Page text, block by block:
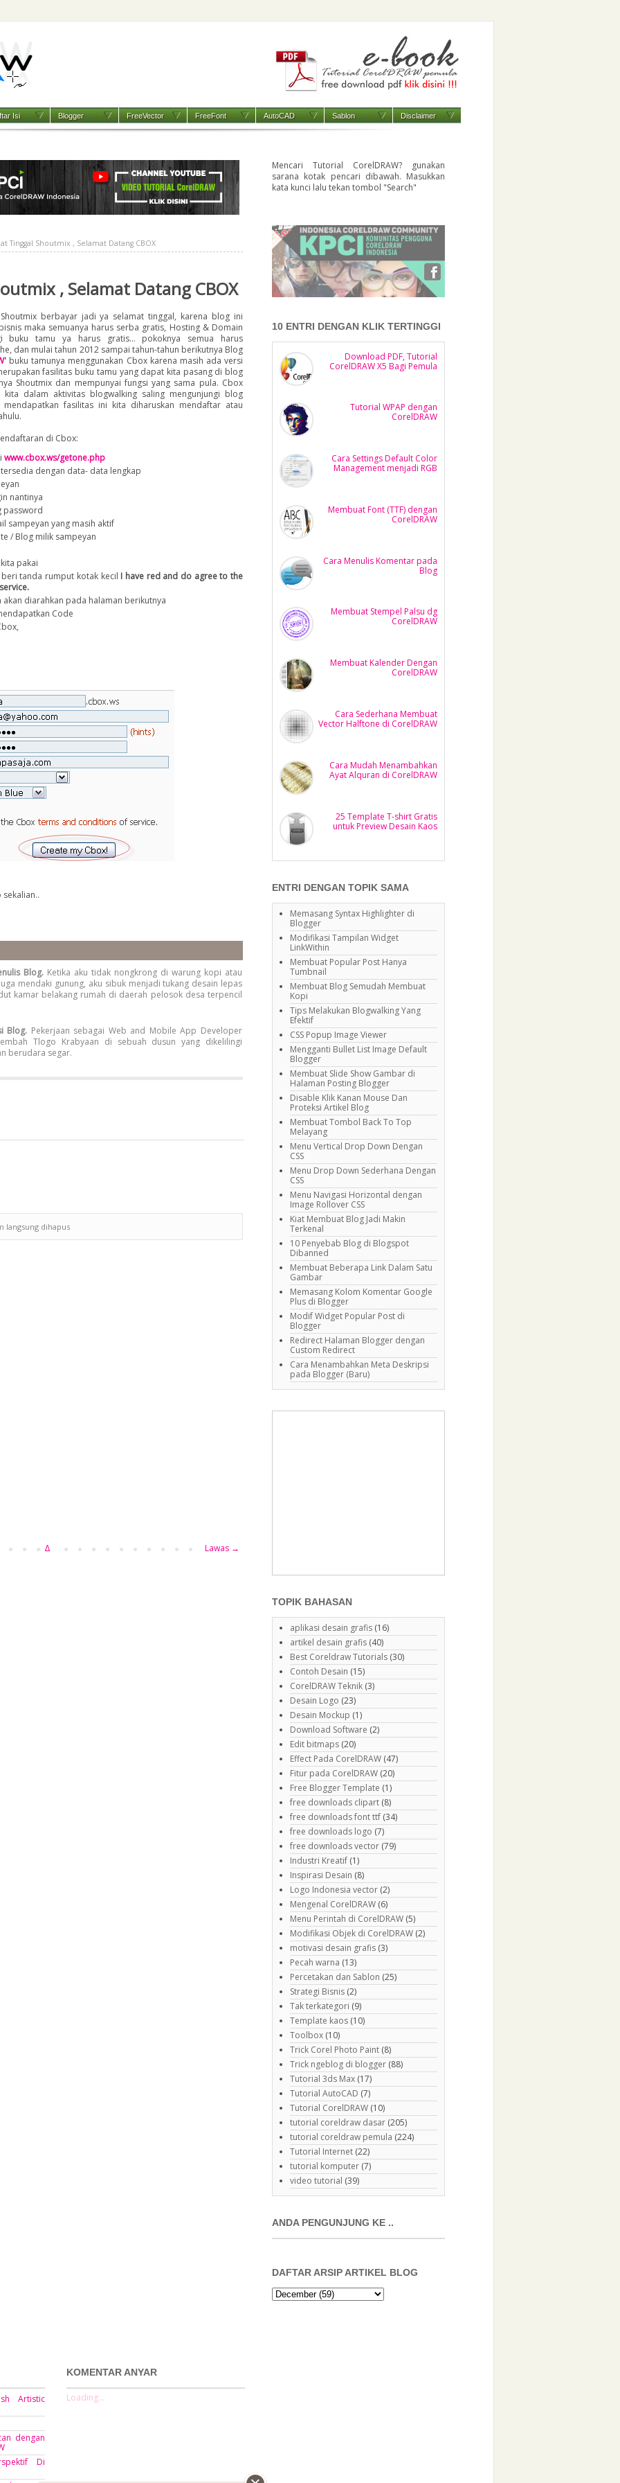
Isi Blogger FreeVector FreeFont AutoCAD Sablon Disclaimer
Tinggal Shoutmix , Selamat Datang CBOX
, Selamat Datang CBOX
berbayar jadi ya selamat tinggal, karena blog ini
maka semuanya harus serba gratis, Hosting & Domain
buku tamu ya harus gratis... pokoknya semua harus
dan mulai tahun 2012 sampai tahun-tahun berikutnya Blog
' buku tamunya menggunakan Cbox karena masih ada versi
fasilitas buku tamu yang dapat kita pasang di blog
Shoutmix dan mempunyai fungsi yang sama pula. Cbox
kita dalam aktivitas blogwalking saling mengunjungi blog
fasilitas ini kita diharuskan mendaftar atau
di Cbox:
www.cbox.ws/getone.php
dengan data- data lengkap
nantinya
password
sampeyan yang masih aktif
/ Blog milik sampeyan
pakai
tanda rumput kotak kecil I have red and do agree to the
akan diarahkan pada halaman berikutnya
Code
Blog. Ketika aku tidak nongkrong di warung kopi atau
mendaki gunung, aku sibuk menjadi tukang desain lepas
kamar belakang rumah di daerah pelosok desa terpencil
Blog. Pekerjaan sebagai Web and Mobile App Developer
Tlogo Krabyaan di sebuah dusun yang dikelilingi
berudara segar.
langsung dihapus
Lawas →
Δ
Mencari Tutorial CorelDRAW? gunakan
sarana kotak pencari dibawah. Masukkan
kata kunci lalu tekan tombol "Search"
10 ENTRI DENGAN KLIK TERTINGGI
Download PDF, Tutorial
CorelDRAW X5 Bagi Pemula
Tutorial WPAP dengan
CorelDRAW
Cara Settings Default Color
Management menjadi RGB
Membuat Font (TTF) dengan
CorelDRAW
Cara Menulis Komentar pada
Blog
Membuat Stempel Palsu dg
CorelDRAW
Membuat Kalender Dengan
CorelDRAW
Cara Sederhana Membuat
Vector Halftone di CorelDRAW
Cara Mudah Menambahkan
Ayat Alquran di CorelDRAW
25 Template T-shirt Gratis
untuk Preview Desain Kaos
ENTRI DENGAN TOPIK SAMA
Memasang Syntax Highlighter di
Blogger
Modifikasi Tampilan Widget
LinkWithin
Membuat Popular Post Hanya
Tumbnail
Membuat Blog Semudah Membuat
Kopi
Tips Melakukan Blogwalking Yang
Efektif
CSS Popup Image Viewer
Mengganti Bullet List Image Default
Blogger
Membuat Slide Show Gambar di
Halaman Posting Blogger
Disable Klik Kanan Mouse Dan
Proteksi Artikel Blog
Membuat Tombol Back To Top
Melayang
Menu Vertical Drop Down Dengan
CSS
Menu Drop Down Sederhana Dengan
CSS
Menu Navigasi Horizontal dengan
Image Rollover CSS
Kiat Membuat Blog Jadi Makin
Terkenal
10 Penyebab Blog di Blogspot
Dibanned
Membuat Beberapa Link Dalam Satu
Gambar
Memasang Kolom Komentar Google
Plus di Blogger
Modif Widget Popular Post di
Blogger
Redirect Halaman Blogger dengan
Custom Redirect
Cara Menambahkan Meta Deskripsi
pada Blogger (Baru)
TOPIK BAHASAN
aplikasi desain grafis (16)
artikel desain grafis (40)
Best Coreldraw Tutorials (30)
Contoh Desain (15)
CorelDRAW Teknik (3)
Desain Logo (23)
Desain Mockup (1)
Download Software (2)
Edit bitmaps (20)
Effect Pada CorelDRAW (47)
Fitur pada CorelDRAW (20)
Free Blogger Template (1)
free downloads clipart (8)
free downloads font ttf (34)
free downloads logo (7)
free downloads vector (79)
Industri Kreatif (1)
Inspirasi Desain (8)
Logo Indonesia vector (2)
Mengenal CorelDRAW (6)
Menu Perintah di CorelDRAW (5)
Modifikasi Objek di CorelDRAW (2)
motivasi desain grafis (3)
Pecah warna (13)
Percetakan dan Sablon (25)
Strategi Bisnis (2)
Tak terkategori (9)
Template kaos (10)
Toolbox (10)
Trick Corel Photo Paint (8)
Trick ngeblog di blogger (88)
Tutorial 3ds Max (17)
Tutorial AutoCAD (7)
Tutorial CorelDRAW (10)
tutorial coreldraw dasar (205)
tutorial coreldraw pemula (224)
Tutorial Internet (22)
tutorial komputer (7)
video tutorial (39)
ANDA PENGUNJUNG KE ..
DAFTAR ARSIP ARTIKEL BLOG
Artistic
dengan
Di
KOMENTAR ANYAR
Loading...